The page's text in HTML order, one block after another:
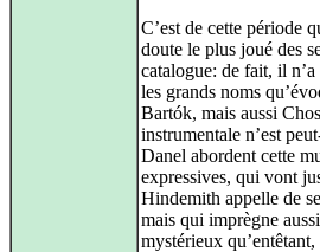
C’est de cette période
doute le plus joué des
catalogue: de fait, il
les grands noms
Bartók, mais aussi
instrumentale n’est
Danel abordent cette
expressives, qui vont
Hindemith appelle de
mais qui imprègne
mystérieux